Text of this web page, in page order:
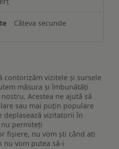
Câteva secunde
contorizăm vizitele și sursele
măsura și îmbunătăți
Acestea ne ajută să
sau mai puțin populare
deplasează vizitatorii în
permiteți
fișiere, nu vom ști când ați
nu vom putea să-i